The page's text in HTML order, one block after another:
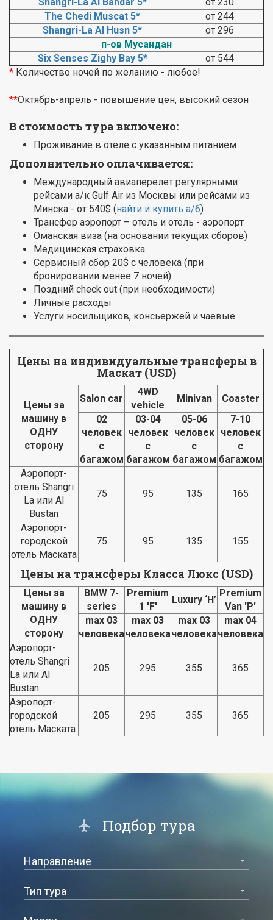
The Chedi Muscat 5*
от 244
Shangri-La Al Husn 5*
от 296
п-ов Мусандан
Six Senses Zighy Bay 5*
от 544
* Количество ночей по желанию - любое!
**Октябрь-апрель - повышение цен, высокий сезон
В стоимость тура включено:
Проживание в отеле с указанным питанием
Дополнительно оплачивается:
Международный авиаперелет регулярными
рейсами а/к Gulf Air из Москвы или рейсами из
Минска - от 540$ (найти и купить а/б)
Трансфер аэропорт – отель и отель - аэропорт
Оманская виза (на основании текущих сборов)
Медицинская страховка
Сервисный сбор 20$ с человека (при
бронировании менее 7 ночей)
Поздний check out (при необходимости)
Личные расходы
Услуги носильщиков, консьержей и чаевые
Цены на индивидуальные трансферы в
Маскат (USD)
Цены за
машину в
ОДНУ
сторону
Salon car
4WD
vehicle
Minivan
Coaster
02
человек
с
багажом
03-04
человек
с
багажом
05-06
человек
с
багажом
7-10
человек
с
багажом
Аэропорт-
отель Shangri
La или Al
Bustan
75 95 135 165
Аэропорт-
городской
отель Маската
75 95 135 155
Цены на трансферы Класса Люкс (USD)
Цены за
машину в
ОДНУ
сторону
BMW 7-
series
Premium
1 'F'
Luxury ‘H’
Premium
Van 'P'
max 03
человека
max 03
человека
max 03
человека
max 04
человека
Аэропорт-
отель Shangri
La или Al
Bustan
205 295 355 365
Аэропорт-
городской
отель Маската
205 295 355 365
Подбор тура